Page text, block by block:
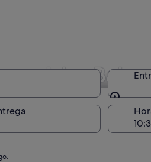
en Islas